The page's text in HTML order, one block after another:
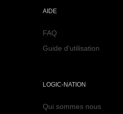
AIDE
FAQ
Guide d'utilisation
LOGIC-NATION
Qui sommes nous